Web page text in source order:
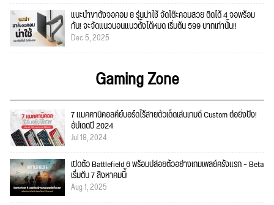
แนะนำขาตั้งจอคอม 8 รุ่นน่าใช้ จัดโต๊ะคอมสวย ติดได้ 4 จอพร้อม
กัน! จะจัดแนวนอนแนวตั้งได้หมด เริ่มต้น 599 บาทเท่านั้น!!
Dec 5, 2025
Gaming Zone
7 แมคคานิคอลคีย์บอร์ดไร้สายตัวเด็ดเล่นเกมดี Custom ต่อยิ่งปัง!
อัปเดตปี 2024
Jul 18, 2024
เปิดตัว Battlefield 6 พร้อมปล่อยตัวอย่างเกมเพลย์ครั้งแรก – Beta
เริ่มต้น 7 สิงหาคมนี้!
Aug 1, 2025